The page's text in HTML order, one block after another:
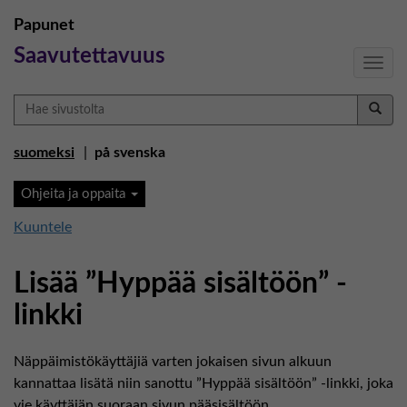
Papunet
Saavutettavuus
Hae
sivustolta
suomeksi
på svenska
Ohjeita ja oppaita
Kuuntele
Lisää ”Hyppää sisältöön” -
linkki
Näppäimistökäyttäjiä varten jokaisen sivun alkuun
kannattaa lisätä niin sanottu ”Hyppää sisältöön” -linkki, joka